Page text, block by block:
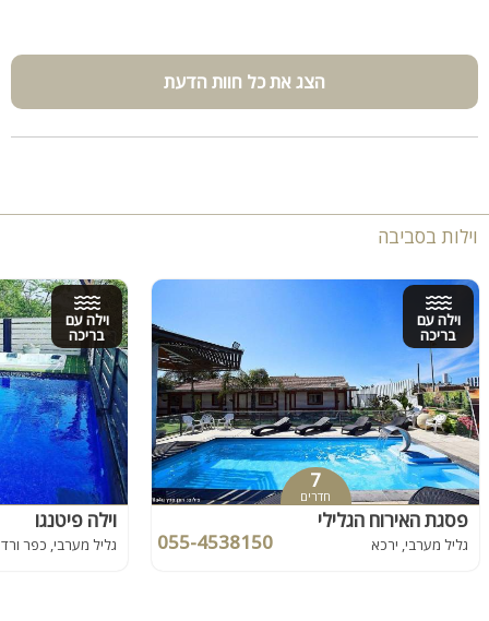
הצג את כל חוות הדעת
וילות בסביבה
וילה עם
בריכה
7
חדרים
פסגת האירוח הגלילי
גליל מערבי, ירכא 055-4538150
וילה עם
בריכה
וילה פיטנגו
גליל מערבי, כפר